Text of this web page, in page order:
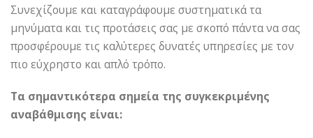
Συνεχίζουμε και καταγράφουμε συστηματικά τα
μηνύματα και τις προτάσεις σας με σκοπό πάντα να σας
προσφέρουμε τις καλύτερες δυνατές υπηρεσίες με τον
πιο εύχρηστο και απλό τρόπο.
Τα σημαντικότερα σημεία της συγκεκριμένης
αναβάθμισης είναι: